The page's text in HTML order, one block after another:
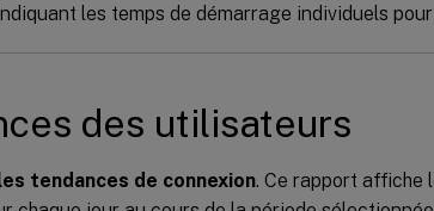
les temps de démarrage individuels
des utilisateurs
tendances de connexion. Ce rapport affiche